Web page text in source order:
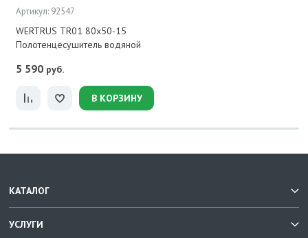
Артикул: 92547
WERTRUS TR01 80х50-15
Полотенцесушитель водяной
5 590 руб.
В КОРЗИНУ
КАТАЛОГ
УСЛУГИ